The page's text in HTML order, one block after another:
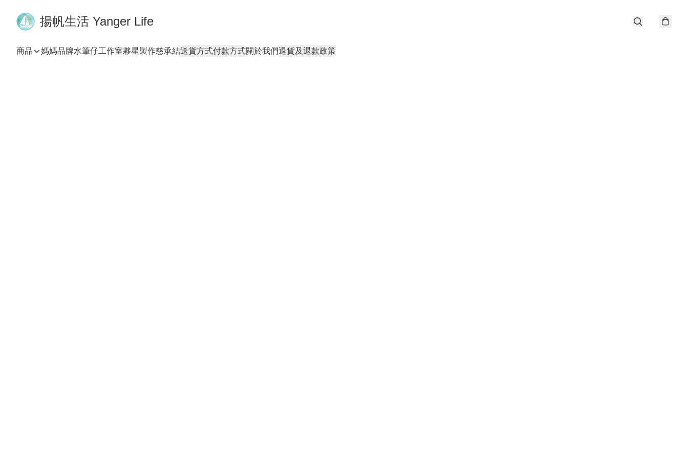
揚帆生活 Yanger Life
商品 媽媽品牌水筆仔工作室夥星製作慈承結送貨方式付款方式關於我們退貨及退款政策